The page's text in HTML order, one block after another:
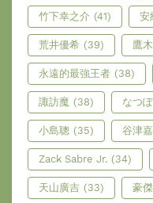
竹下幸之介 (41) 安
荒井優希 (39) 鷹
永遠的最強王者 (38)
諏訪魔 (38) なつ
小島聰 (35) 谷津
Zack Sabre Jr. (34)
天山廣吉 (33) 豪